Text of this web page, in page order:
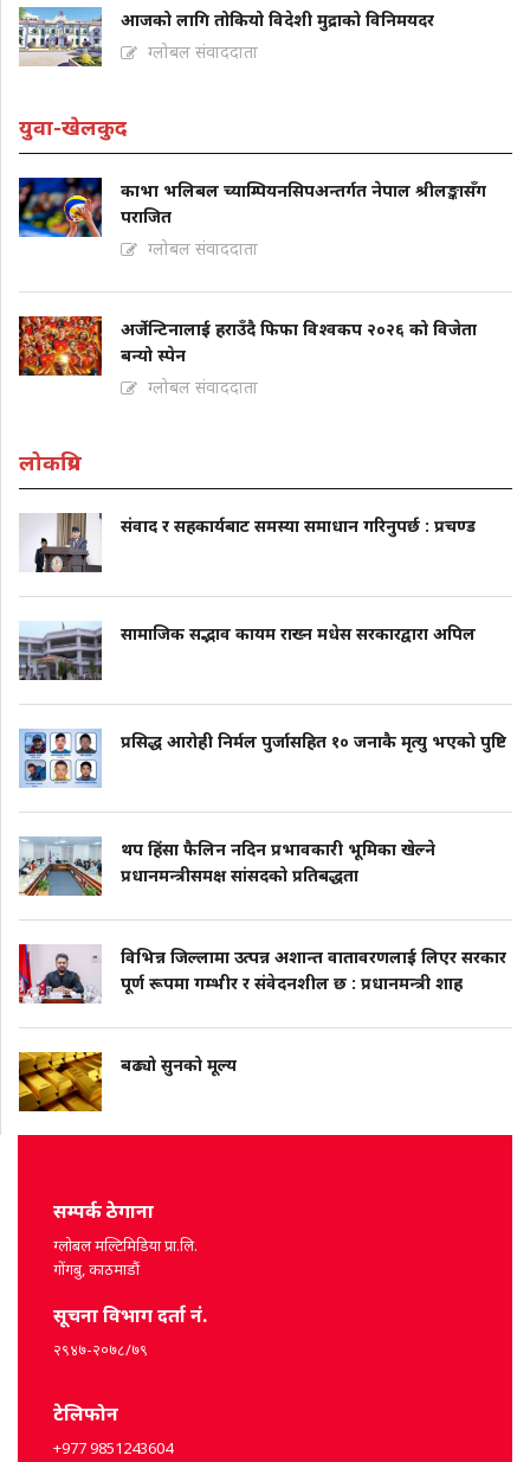
आजको लागि तोकियो विदेशी मुद्राको विनिमयदर
ग्लोबल संवाददाता
युवा-खेलकुद
काभा भलिबल च्याम्पियनसिपअन्तर्गत नेपाल श्रीलङ्कासँग
पराजित
ग्लोबल संवाददाता
अर्जेन्टिनालाई हराउँदै फिफा विश्वकप २०२६ को विजेता
बन्यो स्पेन
ग्लोबल संवाददाता
लोकप्रिय
संवाद र सहकार्यबाट समस्या समाधान गरिनुपर्छ : प्रचण्ड
सामाजिक सद्भाव कायम राख्न मधेस सरकारद्वारा अपिल
प्रसिद्ध आरोही निर्मल पुर्जासहित १० जनाकै मृत्यु भएको पुष्टि
थप हिंसा फैलिन नदिन प्रभावकारी भूमिका खेल्ने
प्रधानमन्त्रीसमक्ष सांसदको प्रतिबद्धता
विभिन्न जिल्लामा उत्पन्न अशान्त वातावरणलाई लिएर सरकार
पूर्ण रूपमा गम्भीर र संवेदनशील छ : प्रधानमन्त्री शाह
बढ्यो सुनको मूल्य
सम्पर्क ठेगाना
ग्लोबल मल्टिमिडिया प्रा.लि.
गोंगबु, काठमाडौं
सूचना विभाग दर्ता नं.
२९४७-२०७८/७९
टेलिफोन
+977 9851243604